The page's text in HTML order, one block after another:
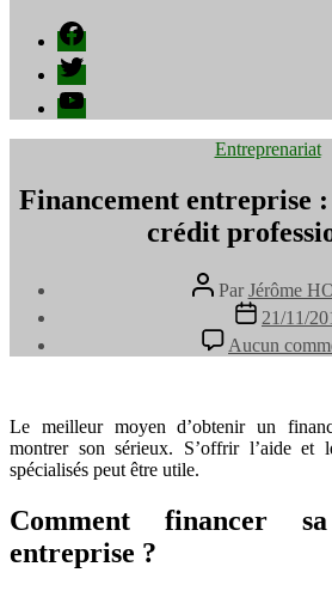
Facebook
Twitter
YouTube
Entreprenariat
Financement entreprise
crédit
Auteur
de
l’article
Par Jérôme
Date
l’article
21/11/
Aucun
Le meilleur moyen d’obtenir un
montrer son sérieux. S’offrir l’aide et
spécialisés peut être utile.
Comment financer
entreprise ?